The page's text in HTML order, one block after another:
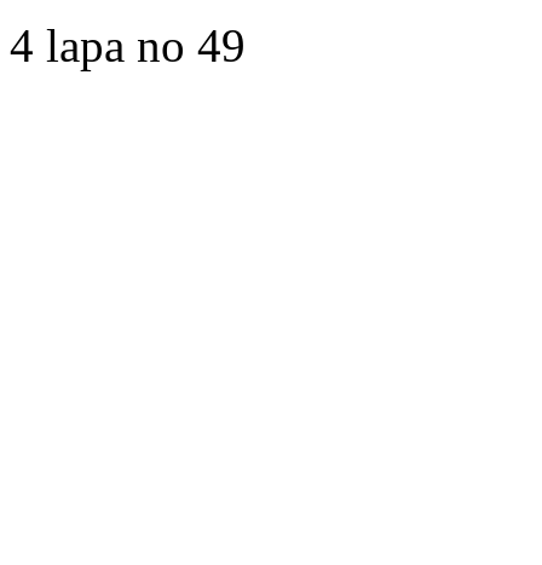
4 lapa no 49